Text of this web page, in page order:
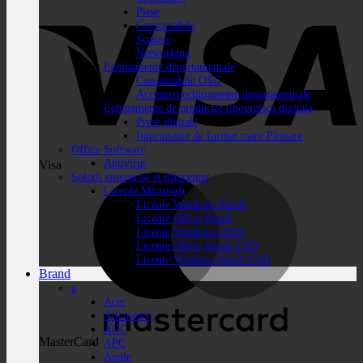
Visa
MasterCard
Piese
Consumabile
Scanere
Networking
Echipamente departamentale
Consumabile OSG
Accesorii echipamente departamentale
Echipamente de productie tipografica digitala
Prese digitale
Imprimante de format mare Plottare
Office Software
Antivirus
Solutii enterprise si datacenter
Licente Microsoft
Licente Windows Retail
Licente Office Retail
Licente Windows OEM
Licente Office Retail ESD
Licente Windows Retail ESD
Brand
a
Acer
Alienware
AOC
APC
Apple